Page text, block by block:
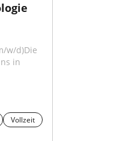
w/d)Die
Vollzeit